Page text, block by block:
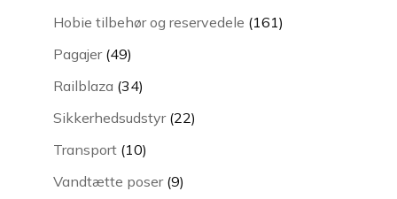
Hobie tilbehør og reservedele 161161
Pagajer 4949
varer
Railblaza 3434
varer
Sikkerhedsudstyr 2222
Transport 1010
varer
Vandtætte poser 99